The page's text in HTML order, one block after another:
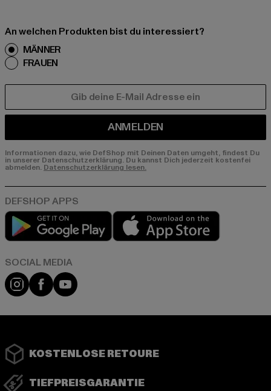
An welchen Produkten bist du interessiert?
MÄNNER
FRAUEN
ANMELDEN
Informationen dazu, wie DefShop mit Deinen Daten umgeht, findest Du
in unserer Datenschutzerklärung. Du kannst Dich jederzeit kostenfei
abmelden. Datenschutzerklärung lesen.
Play market
Instagram
FacebookYouTube
KOSTENLOSE RETOURE
TIEFPREISGARANTIE